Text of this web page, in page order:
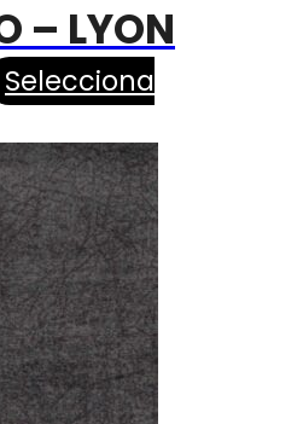
– LYON
Selecciona